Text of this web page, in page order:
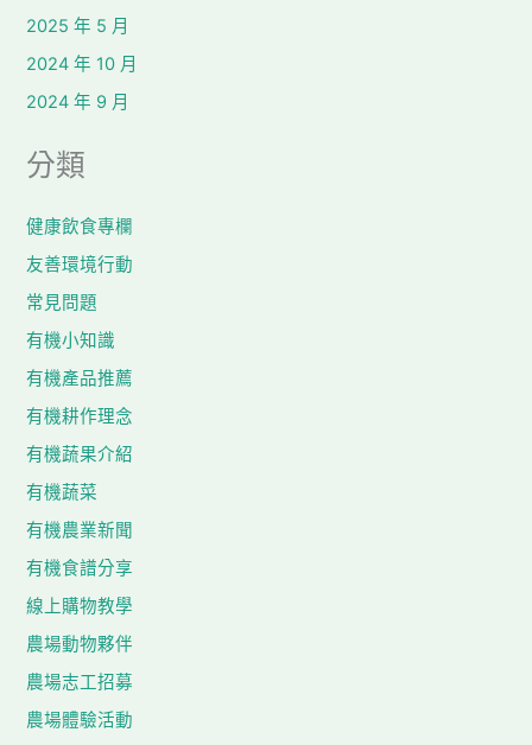
2025 年 5 月
2024 年 10 月
2024 年 9 月
分類
健康飲食專欄
友善環境行動
常見問題
有機小知識
有機產品推薦
有機耕作理念
有機蔬果介紹
有機蔬菜
有機農業新聞
有機食譜分享
線上購物教學
農場動物夥伴
農場志工招募
農場體驗活動